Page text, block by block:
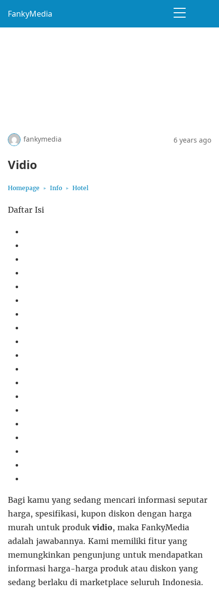
FankyMedia
fankymedia 6 years ago
Vidio
Homepage Info Hotel
Daftar Isi
Bagi kamu yang sedang mencari informasi seputar
harga, spesifikasi, kupon diskon dengan harga
murah untuk produkvidio, maka FankyMedia
adalah jawabannya. Kami memiliki fitur yang
memungkinkan pengunjung untuk mendapatkan
informasi harga-harga produk atau diskon yang
sedang berlaku di marketplace seluruh Indonesia.